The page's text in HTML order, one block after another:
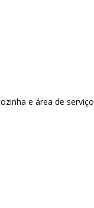
e área de serviço